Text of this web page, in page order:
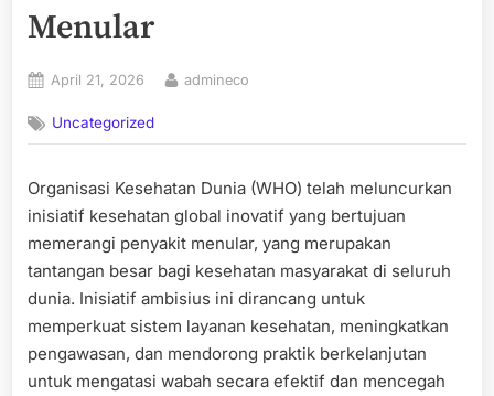
Menular
Posted
April 21, 2026 By
admineco
Uncategorized
Organisasi Kesehatan Dunia (WHO) telah meluncurkan
inisiatif kesehatan global inovatif yang bertujuan
memerangi penyakit menular, yang merupakan
tantangan besar bagi kesehatan masyarakat di seluruh
dunia. Inisiatif ambisius ini dirancang untuk
memperkuat sistem layanan kesehatan, meningkatkan
pengawasan, dan mendorong praktik berkelanjutan
untuk mengatasi wabah secara efektif dan mencegah